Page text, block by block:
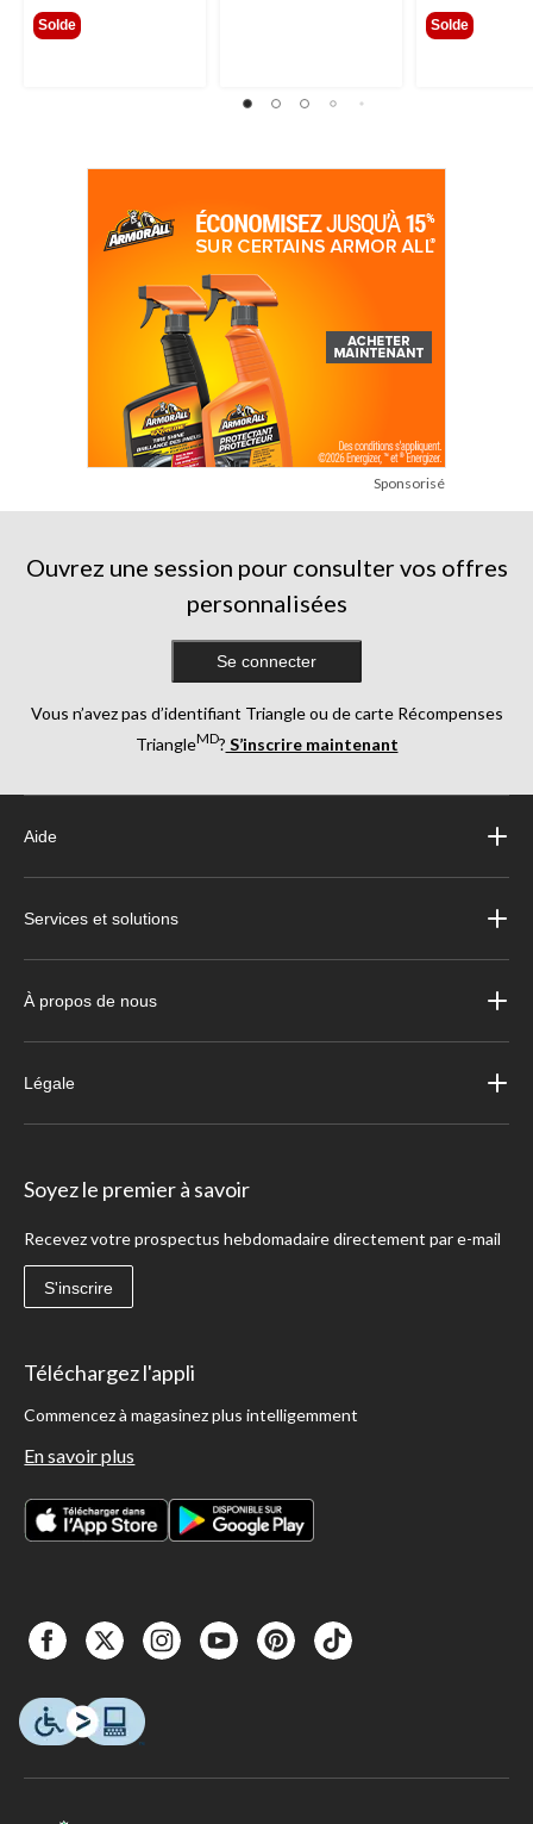
Solde Solde
Sponsorisé
Ouvrez une session pour consulter vos offres
personnalisées
Se connecter
Vous n’avez pas d’identifiant Triangle ou de carte Récompenses
TriangleMD? S’inscrire maintenant
Aide
Services et solutions
À propos de nous
Légale
Soyez le premier à savoir
Recevez votre prospectus hebdomadaire directement par e-mail
S'inscrire
Téléchargez l'appli
Commencez à magasinez plus intelligemment
En savoir plus